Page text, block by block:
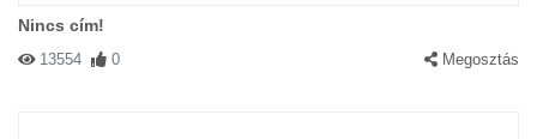
Nincs cím!
13554 0 Megosztás